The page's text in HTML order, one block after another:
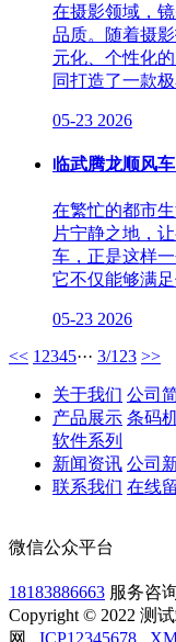
在摄影领域，
品质。随着摄
元化、个性化
同打造了一款极
05-23 2026
临武腾龙顺风
在繁忙的都市
片宁静之地，
车，正是这样
它不仅能够满足
05-23 2026
<< 1 2345··· 3/123 >>
关于我们 公司
产品展示 条码
软件系列
新闻资讯 公司
联系我们 在线
微信公众平台
18183886663 服务咨
Copyright © 2022 测